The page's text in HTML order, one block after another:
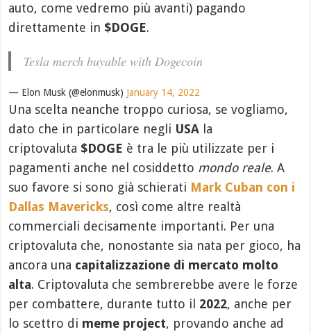
auto, come vedremo più avanti) pagando
direttamente in $DOGE.
Tesla merch buyable with Dogecoin
— Elon Musk (@elonmusk) January 14, 2022
Una scelta neanche troppo curiosa, se vogliamo,
dato che in particolare negli USA la
criptovaluta $DOGE è tra le più utilizzate per i
pagamenti anche nel cosiddetto mondo reale. A
suo favore si sono già schierati Mark Cuban con i
Dallas Mavericks, così come altre realtà
commerciali decisamente importanti. Per una
criptovaluta che, nonostante sia nata per gioco, ha
ancora una capitalizzazione di mercato molto
alta. Criptovaluta che sembrerebbe avere le forze
per combattere, durante tutto il 2022, anche per
lo scettro di meme project, provando anche ad